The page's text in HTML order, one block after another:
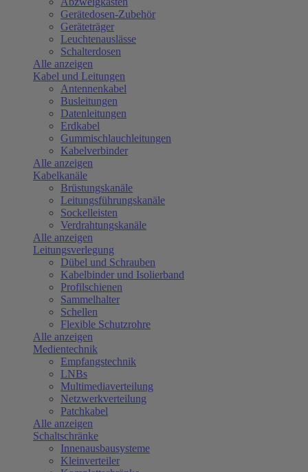
Gerätedosen-Zubehör
Geräteträger
Leuchtenauslässe
Schalterdosen
Alle anzeigen
Kabel und Leitungen
Antennenkabel
Busleitungen
Datenleitungen
Erdkabel
Gummischlauchleitungen
Kabelverbinder
Alle anzeigen
Kabelkanäle
Brüstungskanäle
Leitungsführungskanäle
Sockelleisten
Verdrahtungskanäle
Alle anzeigen
Leitungsverlegung
Dübel und Schrauben
Kabelbinder und Isolierband
Profilschienen
Sammelhalter
Schellen
Flexible Schutzrohre
Alle anzeigen
Medientechnik
Empfangstechnik
LNBs
Multimediaverteilung
Netzwerkverteilung
Patchkabel
Alle anzeigen
Schaltschränke
Innenausbausysteme
Kleinverteiler